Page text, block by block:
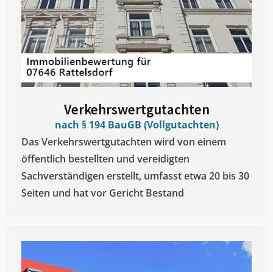
Verkehrswertgutachten
nach § 194 BauGB (Vollgutachten)
Das Verkehrswertgutachten wird von einem
öffentlich bestellten und vereidigten
Sachverständigen erstellt, umfasst etwa 20 bis 30
Seiten und hat vor Gericht Bestand